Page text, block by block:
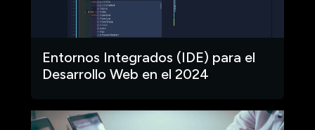
Entornos Integrados (IDE) para el
Desarrollo Web en el 2024